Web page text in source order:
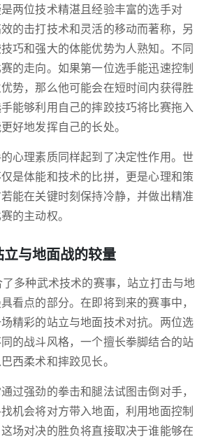
两位技术精湛且经验丰富的选手对
的击打技术和灵活的移动而著称，另
巧和强大的体能优势为人熟知。不同
的走向。如果第一位选手能迅速控制
势，那么他可能会在短时间内获得胜
能够利用自己的摔跤技巧将比赛拖入
好地发挥自己的长处。
心理素质同样起到了决定性作用。世
是体能和技术的比拼，更是心理和策
能在关键时刻保持冷静，并做出精准
的主动权。
与地面战的较量
多种武术技术的赛事，站立打击与地
看点的部分。在即将到来的赛事中，
精彩的站立与地面技术对抗。两位选
的战斗风格，一个擅长拳脚结合的站
西柔术和摔跤见长。
过强劲的拳击和腿法试图击倒对手，
机会将对方带入地面，利用地面控制
场对决的胜负将直接取决于谁能够在